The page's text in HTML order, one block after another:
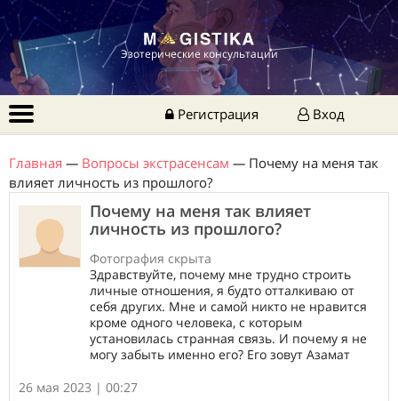
Эзотерические консультации
Регистрация Вход
Главная — Вопросы экстрасенсам — Почему на меня так
влияет личность из прошлого?
Почему на меня так влияет
личность из прошлого?
Фотография скрыта
Здравствуйте, почему мне трудно строить
личные отношения, я будто отталкиваю от
себя других. Мне и самой никто не нравится
кроме одного человека, с которым
установилась странная связь. И почему я не
могу забыть именно его? Его зовут Азамат
26 мая 2023 | 00:27